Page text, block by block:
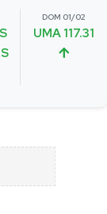
DOM 01/02
UMA 117.31